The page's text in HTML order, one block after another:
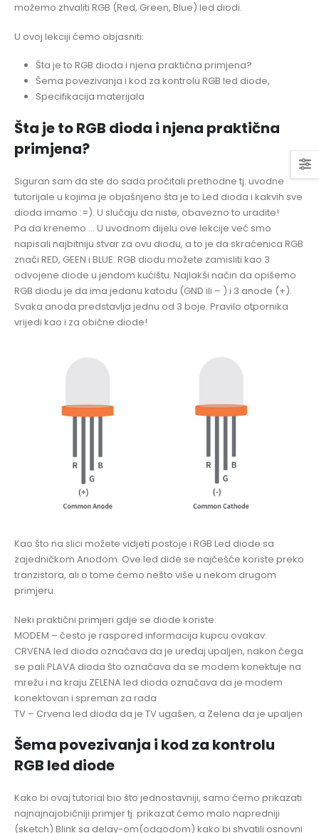
možemo zhvaliti RGB (Red, Green, Blue) led diodi.
U ovoj lekciji ćemo objasniti:
Šta je to RGB dioda i njena praktična primjena?
Šema povezivanja i kod za kontrolu RGB led diode,
Specifikacija materijala
Šta je to RGB dioda i njena praktična
primjena?
Siguran sam da ste do sada pročitali prethodne tj. uvodne
tutorijale u kojima je objašnjeno šta je to Led dioda i kakvih sve
dioda imamo :=). U slučaju da niste, obavezno to uradite!
Pa da krenemo … U uvodnom dijelu ove lekcije već smo
napisali najbitniju stvar za ovu diodu, a to je da skraćenica RGB
znači RED, GEEN i BLUE. RGB diodu možete zamisliti kao 3
odvojene diode u jendom kućištu. Najlakši način da opišemo
RGB diodu je da ima jedanu katodu (GND ili – ) i 3 anode (+).
Svaka anoda predstavlja jednu od 3 boje. Pravilo otpornika
vrijedi kao i za obične diode!
Kao što na slici možete vidjeti postoje i RGB Led diode sa
zajedničkom Anodom. Ove led dide se najčešće koriste preko
tranzistora, ali o tome ćemo nešto više u nekom drugom
primjeru.
Neki praktični primjeri gdje se diode koriste:
MODEM – često je raspored informacija kupcu ovakav:
CRVENA led dioda označava da je uređaj upaljen, nakon čega
se pali PLAVA dioda što označava da se modem konektuje na
mrežu i na kraju ZELENA led dioda označava da je modem
konektovan i spreman za rada
TV – Crvena led dioda da je TV ugašen, a Zelena da je upaljen
Šema povezivanja i kod za kontrolu
RGB led diode
Kako bi ovaj tutorial bio što jednostavniji, samo ćemo prikazati
najnajnajobičniji primjer tj. prikazat ćemo malo napredniji
(sketch) Blink sa delay-om(odgodom) kako bi shvatili osnovni